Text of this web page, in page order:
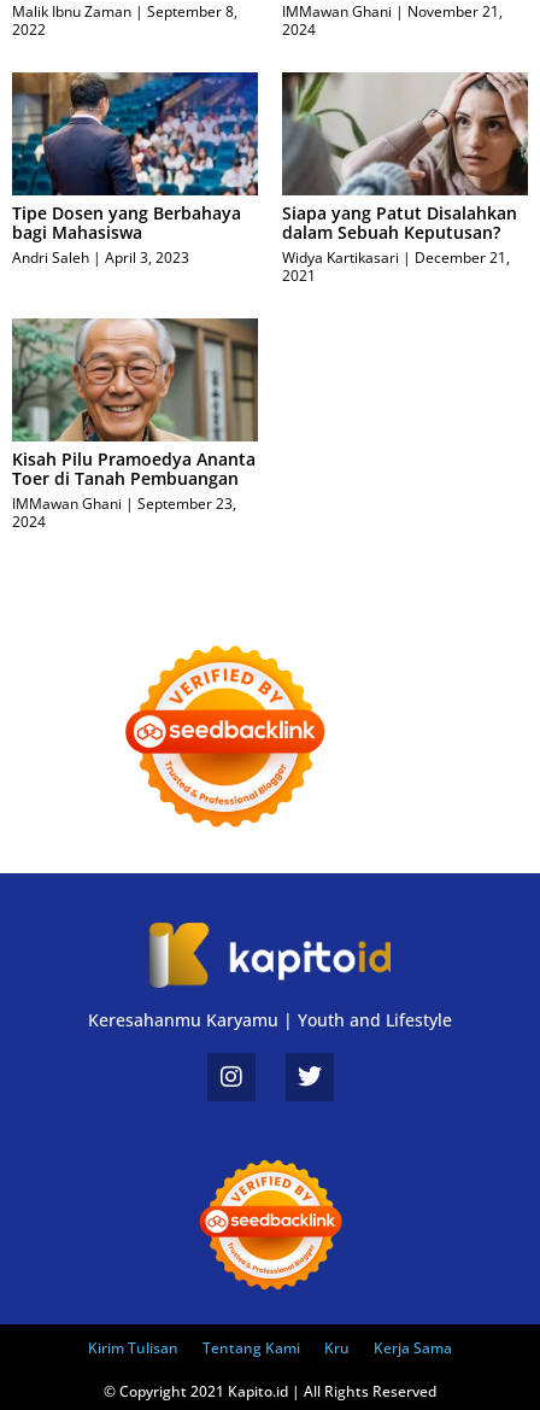
Malik Ibnu Zaman
September 8,
2022
IMMawan Ghani
November 21,
2024
Tipe Dosen yang Berbahaya
bagi Mahasiswa
Andri Saleh April 3, 2023
Siapa yang Patut Disalahkan
dalam Sebuah Keputusan?
Widya Kartikasari
December 21,
2021
Kisah Pilu Pramoedya Ananta
Toer di Tanah Pembuangan
IMMawan Ghani
September 23,
2024
Keresahanmu Karyamu | Youth and Lifestyle
Kirim Tulisan Tentang Kami Kru Kerja Sama
© Copyright 2021 Kapito.id | All Rights Reserved